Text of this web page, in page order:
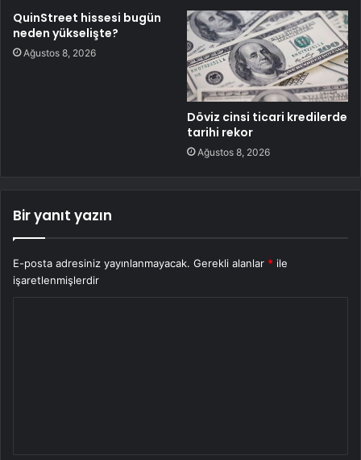
QuinStreet hissesi bugün
neden yükselişte?
Ağustos 8, 2026
Döviz cinsi ticari kredilerde
tarihi rekor
Ağustos 8, 2026
Bir yanıt yazın
E-posta adresiniz yayınlanmayacak. Gerekli alanlar * ile
işaretlenmişlerdir